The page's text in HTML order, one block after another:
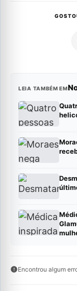
LEIA TAMBÉM EM
Encontrou algum